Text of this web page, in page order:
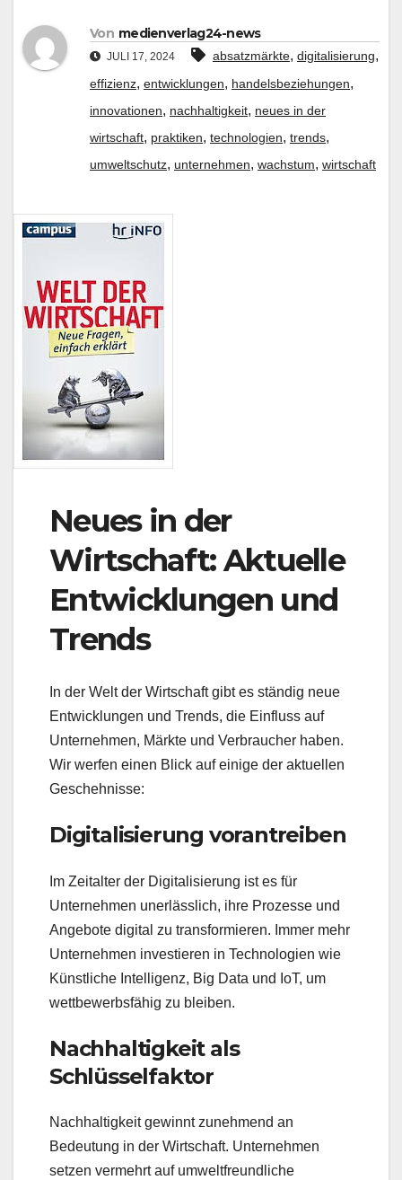
Von medienverlag24-news
JULI 17, 2024 absatzmärkte, digitalisierung,
effizienz, entwicklungen, handelsbeziehungen,
innovationen, nachhaltigkeit, neues in der
wirtschaft, praktiken, technologien, trends,
umweltschutz, unternehmen, wachstum, wirtschaft
Neues in der
Wirtschaft: Aktuelle
Entwicklungen und
Trends
In der Welt der Wirtschaft gibt es ständig neue
Entwicklungen und Trends, die Einfluss auf
Unternehmen, Märkte und Verbraucher haben.
Wir werfen einen Blick auf einige der aktuellen
Geschehnisse:
Digitalisierung vorantreiben
Im Zeitalter der Digitalisierung ist es für
Unternehmen unerlässlich, ihre Prozesse und
Angebote digital zu transformieren. Immer mehr
Unternehmen investieren in Technologien wie
Künstliche Intelligenz, Big Data und IoT, um
wettbewerbsfähig zu bleiben.
Nachhaltigkeit als
Schlüsselfaktor
Nachhaltigkeit gewinnt zunehmend an
Bedeutung in der Wirtschaft. Unternehmen
setzen vermehrt auf umweltfreundliche